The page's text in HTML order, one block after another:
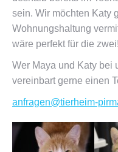
sein. Wir möchten Katy
Wohnungshaltung
wäre perfekt für die zwei!
Wer Maya und Katy bei
vereinbart gerne einen
anfragen@tierheim-